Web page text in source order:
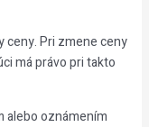
ceny. Pri zmene ceny
má právo pri takto
alebo oznámením